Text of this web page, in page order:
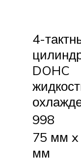
4-
DOHC
998
75 мм x
мм